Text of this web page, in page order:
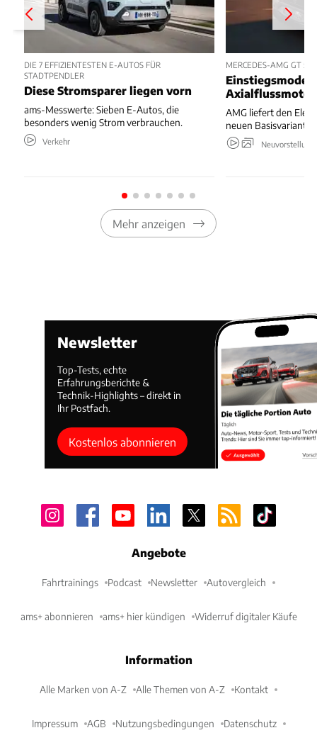
DIE 7 EFFIZIENTESTEN E-AUTOS FÜR
STADTPENDLER
Diese Stromsparer liegen vorn
ams-Messwerte: Sieben E-Autos, die
besonders wenig Strom verbrauchen.
Verkehr
MERCEDES-AMG GT 53
Einstiegsmodell
AMG liefert den
neuen Basisvariante.
Mehr anzeigen
Newsletter
Top-Tests, echte
Erfahrungsberichte &
Technik-Highlights – direkt in
Ihr Postfach.
Kostenlos abonnieren
Angebote
Fahrtrainings Podcast Newsletter Autovergleich
ams+ abonnieren ams+ hier kündigen Widerruf digitaler Käufe
Information
Alle Marken von A-Z Alle Themen von A-Z Kontakt
Impressum AGB Nutzungsbedingungen Datenschutz